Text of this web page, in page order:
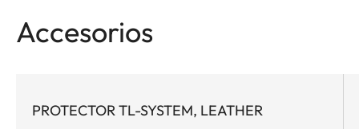
Accesorios
PROTECTOR TL-SYSTEM, LEATHER